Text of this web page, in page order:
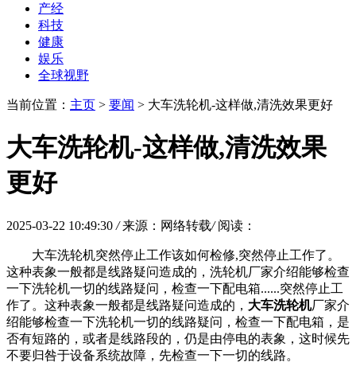
产经
科技
健康
娱乐
全球视野
当前位置： 主页 > 要闻 > 大车洗轮机-这样做,清洗效果更好
大车洗轮机-这样做,清洗效果
更好
2025-03-22 10:49:30 / 来源：网络转载/ 阅读：
大车洗轮机突然停止工作该如何检修,突然停止工作了。
这种表象一般都是线路疑问造成的，洗轮机厂家介绍能够检查
一下洗轮机一切的线路疑问，检查一下配电箱......突然停止工
作了。这种表象一般都是线路疑问造成的， 大车洗轮机厂家介
绍能够检查一下洗轮机一切的线路疑问，检查一下配电箱，是
否有短路的，或者是线路段的，仍是由停电的表象，这时候先
不要归咎于设备系统故障，先检查一下一切的线路。